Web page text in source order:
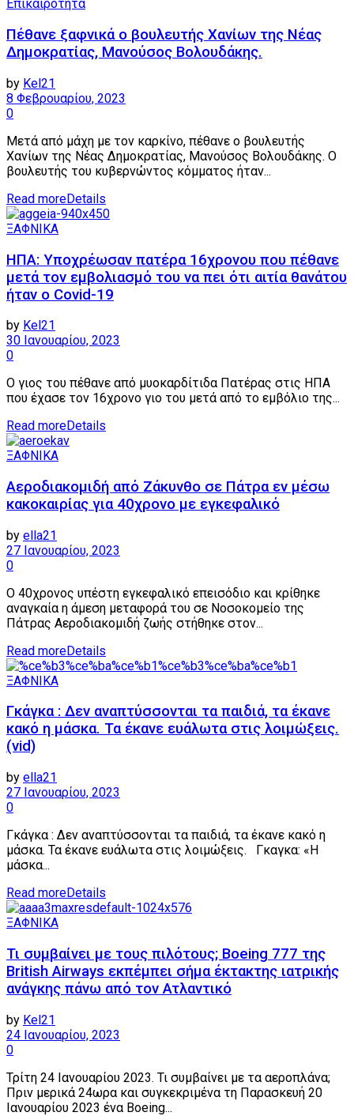
Επικαιρότητα
Πέθανε ξαφνικά ο βουλευτής Χανίων της Νέας
Δημοκρατίας, Μανούσος Βολουδάκης.
by Kel21
8 Φεβρουαρίου, 2023
0
Mετά από μάχη με τον καρκίνο, πέθανε ο βουλευτής
Χανίων της Νέας Δημοκρατίας, Μανούσος Βολουδάκης. Ο
βουλευτής του κυβερνώντος κόμματος ήταν...
Read moreDetails
ΞΑΦΝΙΚΑ
ΗΠΑ: Υποχρέωσαν πατέρα 16χρονου που πέθανε
μετά τον εμβολιασμό του να πει ότι αιτία θανάτου
ήταν ο Covid-19
by Kel21
30 Ιανουαρίου, 2023
0
Ο γιος του πέθανε από μυοκαρδίτιδα Πατέρας στις ΗΠΑ
που έχασε τον 16χρονο γιο του μετά από το εμβόλιο της...
Read moreDetails
ΞΑΦΝΙΚΑ
Αεροδιακομιδή από Ζάκυνθο σε Πάτρα εν μέσω
κακοκαιρίας για 40χρονο με εγκεφαλικό
by ella21
27 Ιανουαρίου, 2023
0
Ο 40χρονος υπέστη εγκεφαλικό επεισόδιο και κρίθηκε
αναγκαία η άμεση μεταφορά του σε Νοσοκομείο της
Πάτρας Αεροδιακομιδή ζωής στήθηκε στον...
Read moreDetails
ΞΑΦΝΙΚΑ
Γκάγκα : Δεν αναπτύσσονται τα παιδιά, τα έκανε
κακό η μάσκα. Τα έκανε ευάλωτα στις λοιμώξεις.
(vid)
by ella21
27 Ιανουαρίου, 2023
0
Γκάγκα : Δεν αναπτύσσονται τα παιδιά, τα έκανε κακό η
μάσκα. Τα έκανε ευάλωτα στις λοιμώξεις. Γκαγκα: «Η
μάσκα...
Read moreDetails
ΞΑΦΝΙΚΑ
Τι συμβαίνει με τους πιλότους; Boeing 777 της
British Airways εκπέμπει σήμα έκτακτης ιατρικής
ανάγκης πάνω από τον Ατλαντικό
by Kel21
24 Ιανουαρίου, 2023
0
Τρίτη 24 Ιανουαρίου 2023. Τι συμβαίνει με τα αεροπλάνα;
Πριν μερικά 24ωρα και συγκεκριμένα τη Παρασκευή 20
Ιανουαρίου 2023 ένα Boeing...